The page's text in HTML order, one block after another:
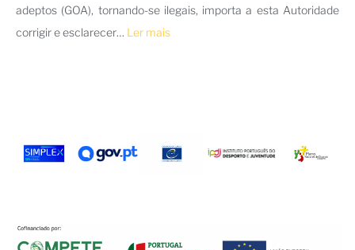
adeptos (GOA), tornando-se ilegais, importa a esta Autoridade
corrigir e esclarecer… Ler mais